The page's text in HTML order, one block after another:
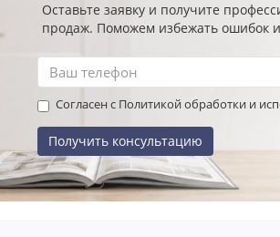
Оставьте заявку и получите
продаж. Поможем избежать ошибок
Согласен с Политикой обработки и
Получить консультацию